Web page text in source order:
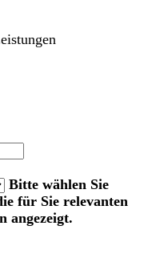
Bitte wählen Sie
für Sie relevanten
angezeigt.